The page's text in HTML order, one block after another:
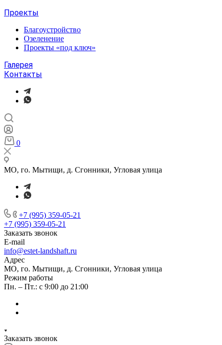
Проекты
Благоустройство
Озеленение
Проекты «под ключ»
Галерея
Контакты
0
МО, го. Мытищи, д. Сгонники, Угловая улица
+7 (995) 359-05-21
+7 (995) 359-05-21
Заказать звонок
E-mail
info@estet-landshaft.ru
Адрес
МО, го. Мытищи, д. Сгонники, Угловая улица
Режим работы
Пн. – Пт.: с 9:00 до 21:00
Заказать звонок